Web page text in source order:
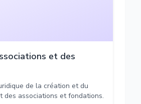
et des
de la création et du
des associations et fondations.